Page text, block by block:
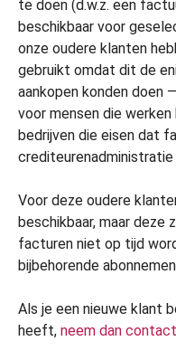
te doen (d.w.z. een
beschikbaar voor
onze oudere klanten
gebruikt omdat dit de
aankopen konden doen
voor mensen die
bedrijven die eisen dat
Voor deze oudere
beschikbaar, maar deze
facturen niet op tijd
bijbehorende
Als je een nieuwe klant
heeft, neem dan